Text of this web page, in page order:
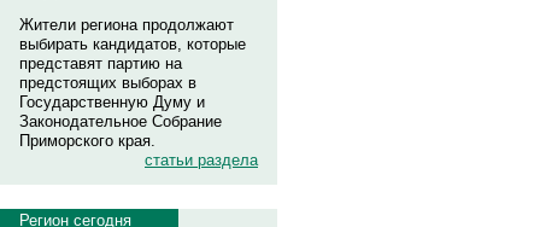
Жители региона продолжают
выбирать кандидатов, которые
представят партию на
предстоящих выборах в
Государственную Думу и
Законодательное Собрание
Приморского края.
статьи раздела
Регион сегодня